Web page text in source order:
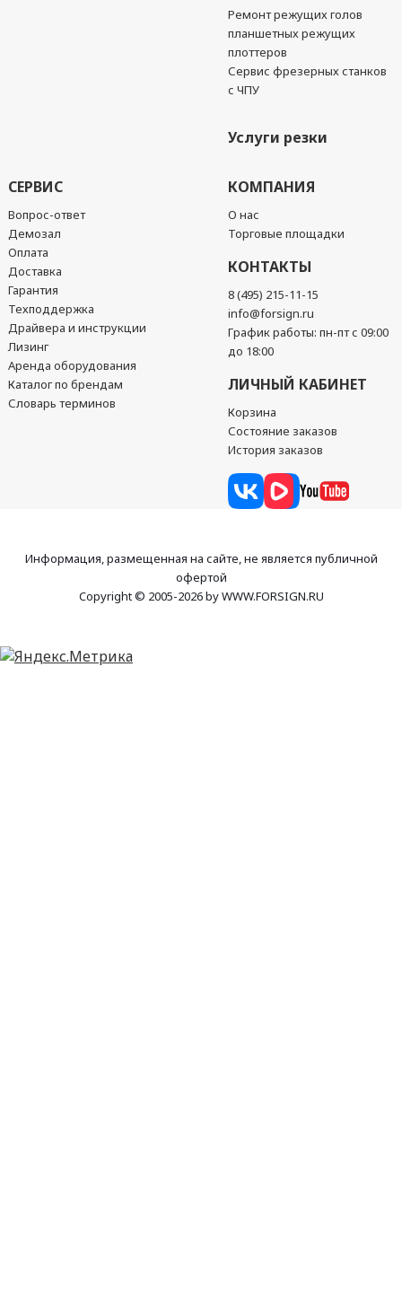
Ремонт режущих голов
планшетных режущих
плоттеров
Сервис фрезерных станков
с ЧПУ
Услуги резки
СЕРВИС
Вопрос-ответ
Демозал
Оплата
Доставка
Гарантия
Техподдержка
Драйвера и инструкции
Лизинг
Аренда оборудования
Каталог по брендам
Словарь терминов
КОМПАНИЯ
О нас
Торговые площадки
КОНТАКТЫ
8 (495) 215-11-15
info@forsign.ru
График работы: пн-пт с 09:00
до 18:00
ЛИЧНЫЙ КАБИНЕТ
Корзина
Состояние заказов
История заказов
Информация, размещенная на сайте, не является публичной
офертой
Copyright © 2005-2026 by WWW.FORSIGN.RU